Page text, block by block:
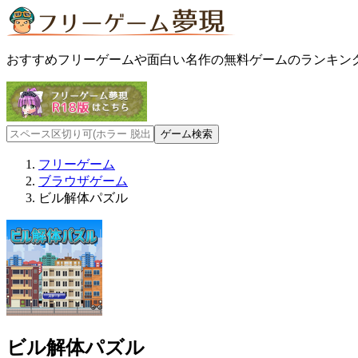
おすすめフリーゲームや面白い名作の無料ゲームのランキン
フリーゲーム
ブラウザゲーム
ビル解体パズル
ビル解体パズル